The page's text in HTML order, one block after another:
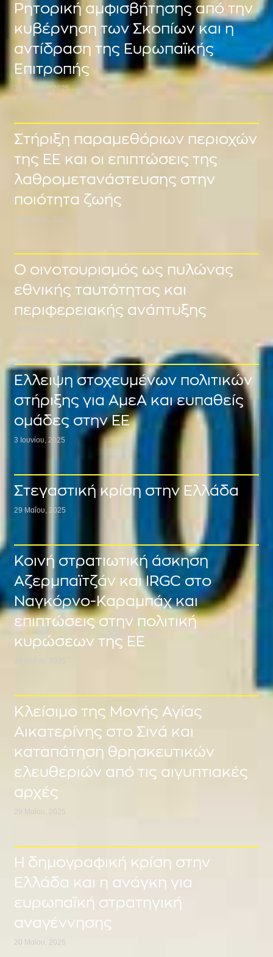
Ρητορική αμφισβήτησης από την
κυβέρνηση των Σκοπίων και η
αντίδραση της Ευρωπαϊκής
Επιτροπής
18 Ιουνίου, 2025
Στήριξη παραμεθόριων περιοχών
της ΕΕ και οι επιπτώσεις της
λαθρομετανάστευσης στην
ποιότητα ζωής
18 Ιουνίου, 2025
Ο οινοτουρισμός ως πυλώνας
εθνικής ταυτότητας και
περιφερειακής ανάπτυξης
18 Ιουνίου, 2025
Έλλειψη στοχευμένων πολιτικών
στήριξης για ΑμεΑ και ευπαθείς
ομάδες στην ΕΕ
3 Ιουνίου, 2025
Στεγαστική κρίση στην Ελλάδα
29 Μαΐου, 2025
Κοινή στρατιωτική άσκηση
Αζερμπαϊτζάν και IRGC στο
Ναγκόρνο-Καραμπάχ και
επιπτώσεις στην πολιτική
κυρώσεων της ΕΕ
Κλείσιμο της Μονής Αγίας
Αικατερίνης στο Σινά και
καταπάτηση θρησκευτικών
ελευθεριών από τις αιγυπτιακές
αρχές
29 Μαΐου, 2025
Η δημογραφική κρίση στην
Ελλάδα και η ανάγκη για
ευρωπαϊκή στρατηγική
αναγέννησης
20 Μαΐου, 2025